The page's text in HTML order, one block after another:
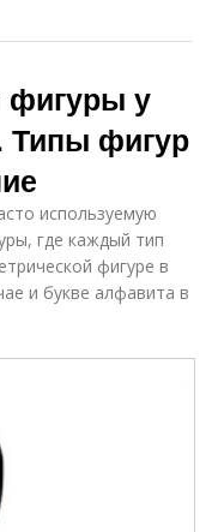
фигуры у
Типы фигур
используемую
где каждый тип
фигуре в
и букве алфавита в